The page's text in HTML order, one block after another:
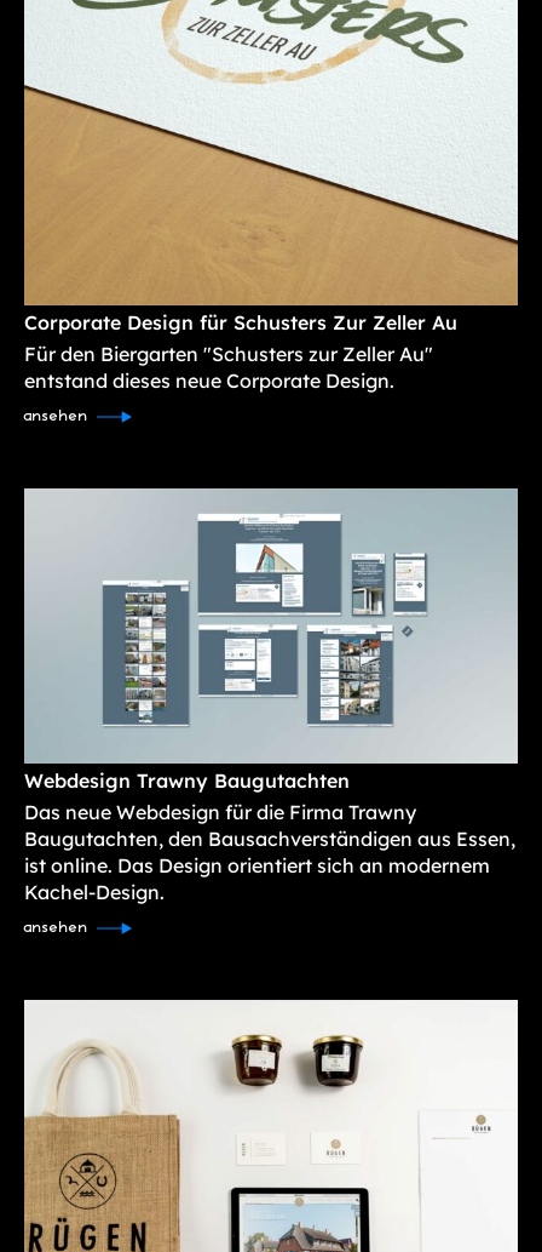
Corporate Design für Schusters Zur Zeller Au
Für den Biergarten "Schusters zur Zeller Au"
entstand dieses neue Corporate Design.
ansehen
Webdesign Trawny Baugutachten
Das neue Webdesign für die Firma Trawny
Baugutachten, den Bausachverständigen aus Essen,
ist online. Das Design orientiert sich an modernem
Kachel-Design.
ansehen